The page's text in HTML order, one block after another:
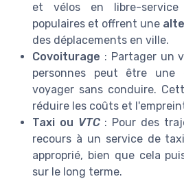
et vélos en libre-
populaires et offrent une
des déplacements en ville.
Covoiturage : Partager un
personnes peut être une
voyager sans conduire.
réduire les coûts et
Taxi ou VTC: Pour des
recours à un service de
approprié, bien que cela
sur le long terme.